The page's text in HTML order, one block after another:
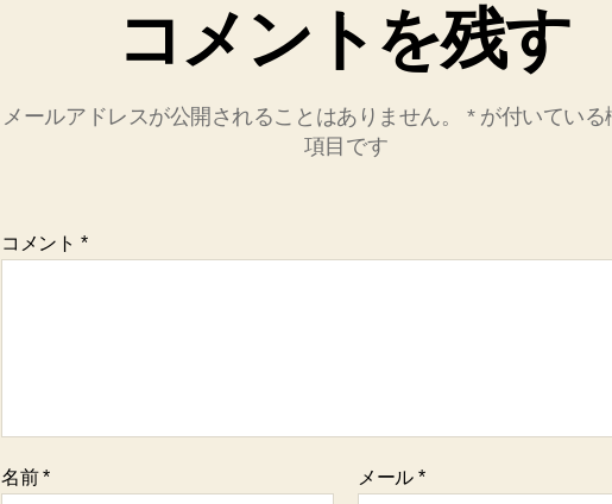
コメントを残す
メールアドレスが公開されることはありません。 *が付いている
項目です
コメント *
名前* メール *